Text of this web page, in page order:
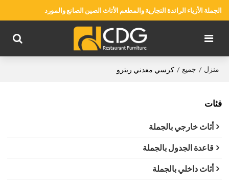
الجملة الأزياء الرائدة التجارية والمطعم الأثاث الصين الصانع والمورد
منزل / جميع / كرسي معدني ريترو
فئات
أثاث خارجي بالجملة
قاعدة الجدول بالجملة
أثاث داخلي بالجملة